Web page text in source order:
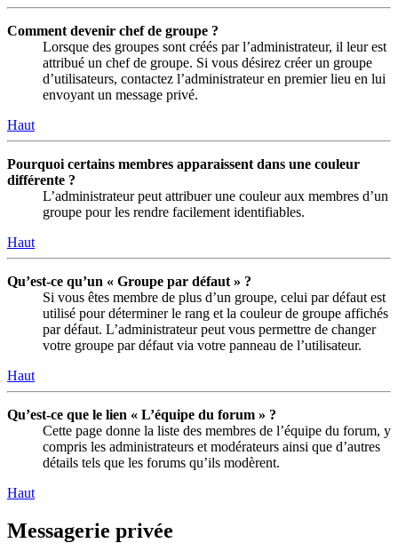
Comment devenir chef de groupe ?
Lorsque des groupes sont créés par l’administrateur, il leur est
attribué un chef de groupe. Si vous désirez créer un groupe
d’utilisateurs, contactez l’administrateur en premier lieu en lui
envoyant un message privé.
Haut
Pourquoi certains membres apparaissent dans une couleur
différente ?
L’administrateur peut attribuer une couleur aux membres d’un
groupe pour les rendre facilement identifiables.
Haut
Qu’est-ce qu’un « Groupe par défaut » ?
Si vous êtes membre de plus d’un groupe, celui par défaut est
utilisé pour déterminer le rang et la couleur de groupe affichés
par défaut. L’administrateur peut vous permettre de changer
votre groupe par défaut via votre panneau de l’utilisateur.
Haut
Qu’est-ce que le lien « L’équipe du forum » ?
Cette page donne la liste des membres de l’équipe du forum, y
compris les administrateurs et modérateurs ainsi que d’autres
détails tels que les forums qu’ils modèrent.
Haut
Messagerie privée